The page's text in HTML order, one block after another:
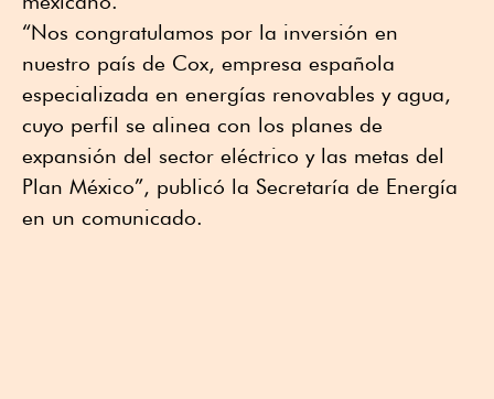
“Nos congratulamos por la inversión en
nuestro país de Cox, empresa española
especializada en energías renovables y agua,
cuyo perfil se alinea con los planes de
expansión del sector eléctrico y las metas del
Plan México”, publicó la Secretaría de Energía
en un comunicado.